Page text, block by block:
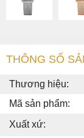
THÔNG SỐ
Thương hiệu:
Mã sản phẩm:
Xuất xứ: